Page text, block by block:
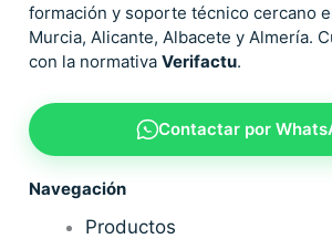
formación y soporte técnico cercano
Murcia, Alicante, Albacete y Almería.
con la normativa Verifactu.
Contactar por
Navegación
Productos